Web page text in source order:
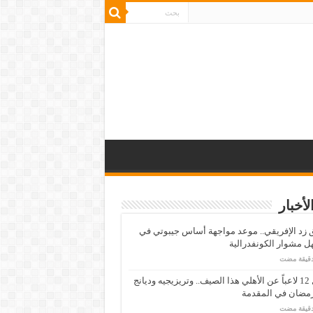
زد الإفريقي.. موعد مواجهة أساس جيبوتي في
مشوار الكونفدرالية
رحيل 12 لاعباً عن الأهلي هذا الصيف.. وتريزيجيه وديانج
في المقدمة